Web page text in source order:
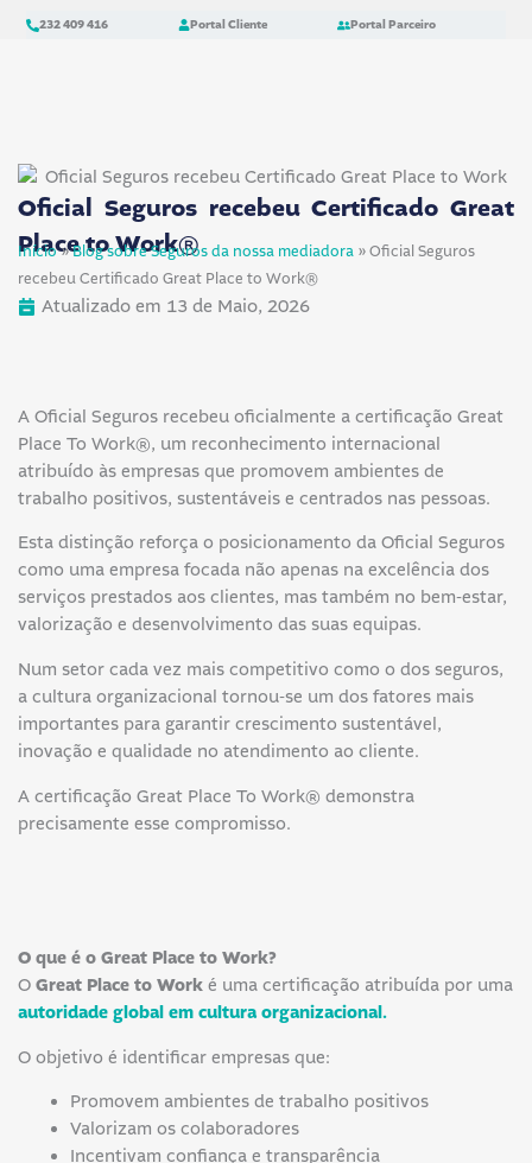
content
232 409 416 Portal Cliente Portal Parceiro
Oficial Seguros recebeu Certificado Great
Place to Work®
Início»Blog sobre Seguros da nossa mediadora »Oficial Seguros
recebeu Certificado Great Place to Work®
Atualizado em 13 de Maio, 2026
A Oficial Seguros recebeu oficialmente a certificação Great
Place To Work®, um reconhecimento internacional
atribuído às empresas que promovem ambientes de
trabalho positivos, sustentáveis e centrados nas pessoas.
Esta distinção reforça o posicionamento da Oficial Seguros
como uma empresa focada não apenas na excelência dos
serviços prestados aos clientes, mas também no bem-estar,
valorização e desenvolvimento das suas equipas.
Num setor cada vez mais competitivo como o dos seguros,
a cultura organizacional tornou-se um dos fatores mais
importantes para garantir crescimento sustentável,
inovação e qualidade no atendimento ao cliente.
A certificação Great Place To Work® demonstra
precisamente esse compromisso.
O que é o Great Place to Work?
O Great Place to Work é uma certificação atribuída por uma
autoridade global em cultura organizacional.
O objetivo é identificar empresas que:
Promovem ambientes de trabalho positivos
Valorizam os colaboradores
Incentivam confiança e transparência